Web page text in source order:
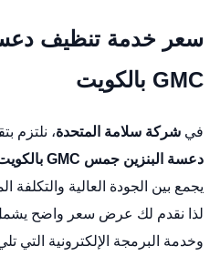
سعر خدمة تنظيف
GMC بالكويت
في شركة سلامة المتحدة، نلتزم
دعسة البنزين جمس GMC بالكويت
يجمع بين الجودة العالية والتكلفة
لذا نقدم لك عرض سعر واضح يشمل
وخدمة البرمجة الإلكترونية التي